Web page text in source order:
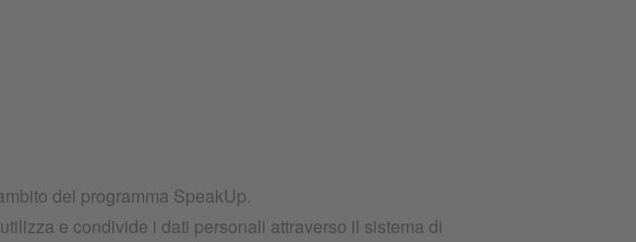
del programma SpeakUp.
e condivide i dati personali attraverso il sistema di